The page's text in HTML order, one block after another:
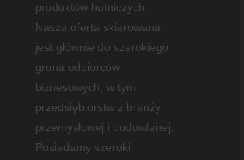
produktów hutniczych.
Nasza oferta skierowana
jest głównie do szerokiego
grona odbiorców
biznesowych, w tym
przedsiębiorstw z branży
przemysłowej i budowlanej.
Posiadamy szeroki